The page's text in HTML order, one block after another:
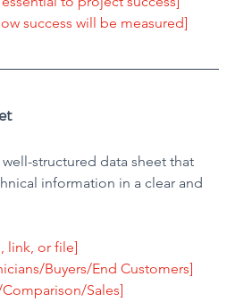
success will be measured]
structured data sheet that
information in a clear and
link, or file]
Buyers/End Customers]
Sales]